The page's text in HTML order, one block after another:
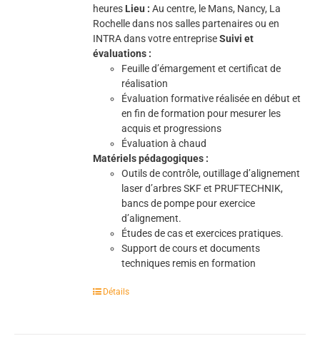
heures Lieu : Au centre, le Mans, Nancy, La
Rochelle dans nos salles partenaires ou en
INTRA dans votre entrepriseSuivi et
évaluations :
Feuille d’émargement et certificat de
réalisation
Évaluation formative réalisée en début et
en fin de formation pour mesurer les
acquis et progressions
Évaluation à chaud
Matériels pédagogiques :
Outils de contrôle, outillage d’alignement
laser d’arbres SKF et PRUFTECHNIK,
bancs de pompe pour exercice
d’alignement.
Études de cas et exercices pratiques.
Support de cours et documents
techniques remis en formation
Détails